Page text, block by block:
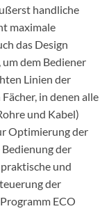
handliche
maximale
das Design
dem Bediener
Linien der
in denen alle
und Kabel)
Optimierung der
der
und
der
ECO